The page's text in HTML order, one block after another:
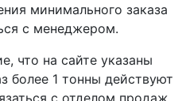
минимального заказа
с менеджером.
что на сайте указаны
более 1 тонны действуют